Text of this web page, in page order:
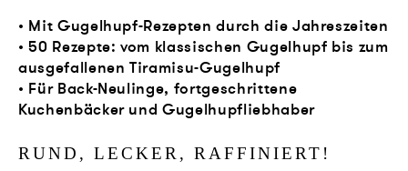
• Mit Gugelhupf-Rezepten durch die Jahreszeiten
• 50 Rezepte: vom klassischen Gugelhupf bis zum
ausgefallenen Tiramisu-Gugelhupf
• Für Back-Neulinge, fortgeschrittene
Kuchenbäcker und Gugelhupfliebhaber
RUND, LECKER, RAFFINIERT!